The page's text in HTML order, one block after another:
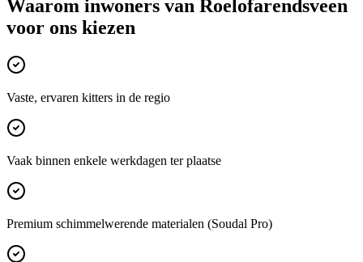
Waarom inwoners van Roelofarendsveen
voor ons kiezen
Vaste, ervaren kitters in de regio
Vaak binnen enkele werkdagen ter plaatse
Premium schimmelwerende materialen (Soudal Pro)